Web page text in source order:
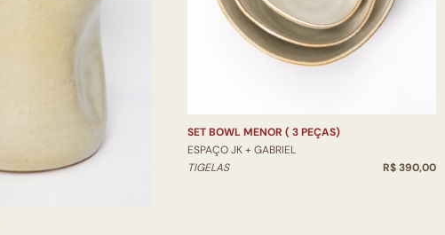
SET BOWL MENOR ( 3 PEÇAS)
ESPAÇO JK + GABRIEL
TIGELAS
R$ 390,00